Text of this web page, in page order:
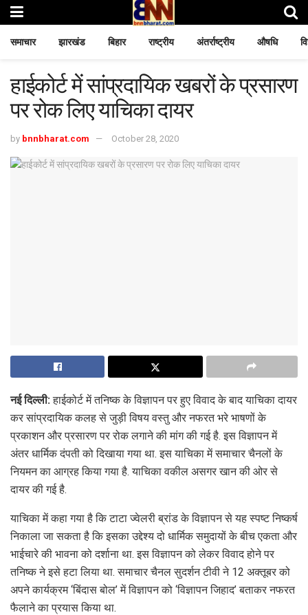
समाचार झारखंड बिहार राष्ट्रीय अंतर्राष्ट्रीय औषधि
हाईकोर्ट में सांप्रदायिक खबरों के प्रसारण
पर रोक लिए याचिका दायर
by bnnbharat.com October 28, 2020
नई दिल्ली:हाईकोर्ट में तनिष्क के विज्ञापन पर हुए विवाद के बाद याचिका दायर
कर सांप्रदायिक कलह से जुड़ी विषय वस्तु और नफरत भरे भाषणों के
प्रकाशन और प्रसारण पर रोक लगाने की मांग की गई है. इस विज्ञापन में
अंतर धार्मिक दंपती को दिखाया गया था. इस याचिका में समाचार चैनलों के
नियमन का आग्रह किया गया है. याचिका वकील असगर खान की ओर से
दायर की गई है.
याचिका में कहा गया है कि टाटा ज्वेलरी ब्रांड के विज्ञापन से यह स्पष्ट निष्कर्ष
निकाला जा सकता है कि इसका उद्देश्य दो धार्मिक समुदायों के बीच एकता और
भाईचारे की भावना को दर्शाना था. इस विज्ञापन को लेकर विवाद होने पर
तनिष्क ने इसे हटा लिया था. समाचार चैनल सुदर्शन टीवी ने 12 अक्तूबर को
अपने कार्यक्रम ‘बिंदास बोल’ में विज्ञापन को ‘विज्ञापन जिहाद’ बताकर नफरत
फैलाने का प्रयास किया था.